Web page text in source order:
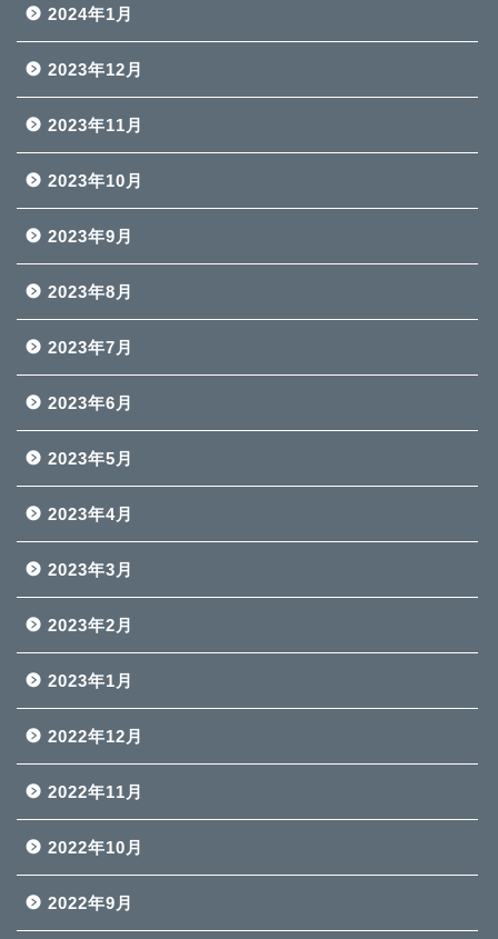
2024年1月
2023年12月
2023年11月
2023年10月
2023年9月
2023年8月
2023年7月
2023年6月
2023年5月
2023年4月
2023年3月
2023年2月
2023年1月
2022年12月
2022年11月
2022年10月
2022年9月